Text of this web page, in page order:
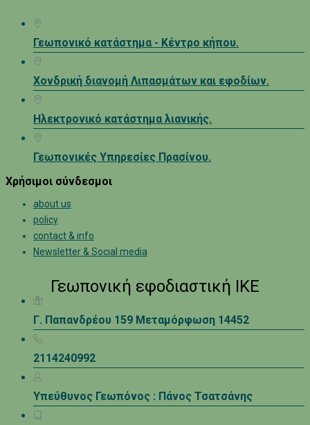
Γεωπονικό κατάστημα - Κέντρο κήπου.
Χονδρική διανομή Λιπασμάτων και εφοδίων.
Ηλεκτρονικό κατάστημα λιανικής.
Γεωπονικές Υπηρεσίες Πρασίνου.
Χρήσιμοι σύνδεσμοι
about us
policy
contact & info
Newsletter & Social media
Γεωπονική εφοδιαστική ΙΚΕ
Γ. Παπανδρέου 159 Μεταμόρφωση 14452
2114240992
Υπεύθυνος Γεωπόνος : Πάνος Τσατσάνης